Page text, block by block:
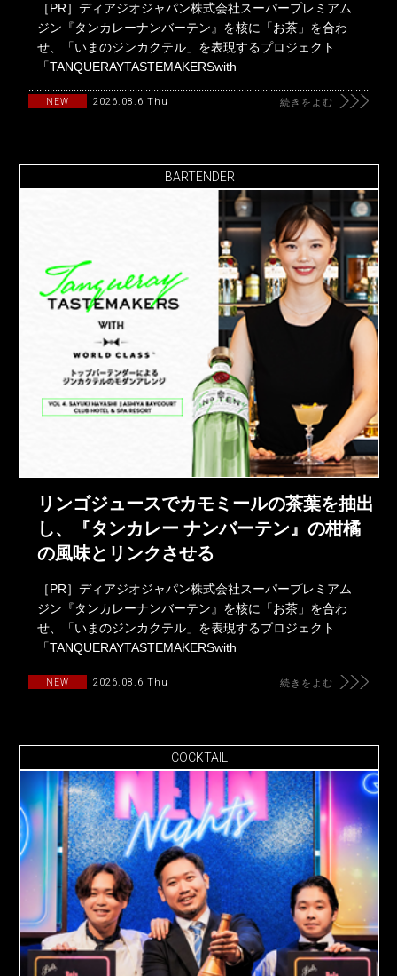
［PR］ディアジオジャパン株式会社スーパープレミアム
ジン『タンカレーナンバーテン』を核に「お茶」を合わ
せ、「いまのジンカクテル」を表現するプロジェクト
「TANQUERAYTASTEMAKERSwith
NEW 2026.08.6 Thu 続きをよむ
BARTENDER
リンゴジュースでカモミールの茶葉を抽出
し、『タンカレー ナンバーテン』の柑橘
の風味とリンクさせる
［PR］ディアジオジャパン株式会社スーパープレミアム
ジン『タンカレーナンバーテン』を核に「お茶」を合わ
せ、「いまのジンカクテル」を表現するプロジェクト
「TANQUERAYTASTEMAKERSwith
NEW 2026.08.6 Thu 続きをよむ
COCKTAIL